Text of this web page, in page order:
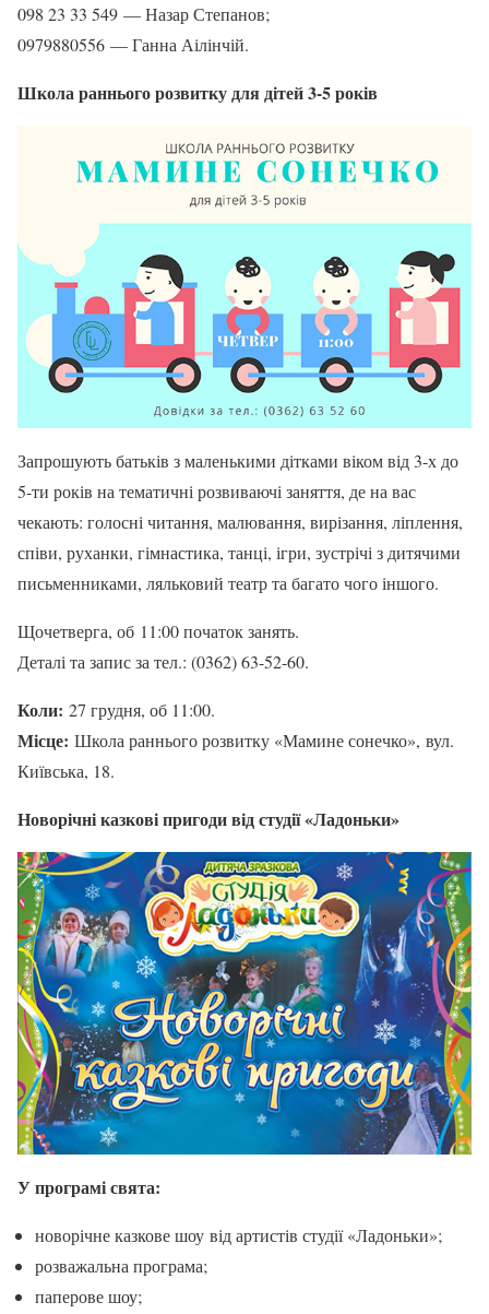
098 23 33 549 — Назар Степанов;
0979880556 — Ганна Аілінчій.
Школа раннього розвитку для дітей 3-5 років
Запрошують батьків з маленькими дітками віком від 3-х до
5-ти років на тематичні розвиваючі заняття, де на вас
чекають: голосні читання, малювання, вирізання, ліплення,
співи, руханки, гімнастика, танці, ігри, зустрічі з дитячими
письменниками, ляльковий театр та багато чого іншого.
Щочетверга, об 11:00 початок занять.
Деталі та запис за тел.: (0362) 63-52-60.
Коли: 27 грудня, об 11:00.
Місце: Школа раннього розвитку «Мамине сонечко», вул.
Київська, 18.
Новорічні казкові пригоди від студії «Ладоньки»
У програмі свята:
новорічне казкове шоу від артистів студії «Ладоньки»;
розважальна програма;
паперове шоу;